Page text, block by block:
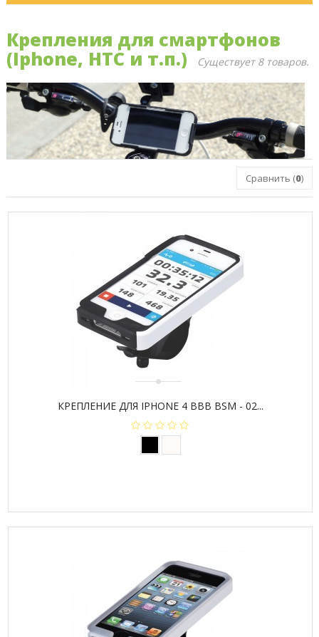
Крепления для смартфонов
(Iphone, HTC и т.п.) Существует 8 товаров.
Сравнить (0)
КРЕПЛЕНИЕ ДЛЯ IPHONE 4 BBB BSM - 02...